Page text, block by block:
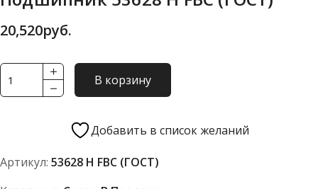
20,520руб.
Количество
товара
FBC
В корзину
Добавить в список желаний
Артикул: 53628 Н FBC (ГОСТ)